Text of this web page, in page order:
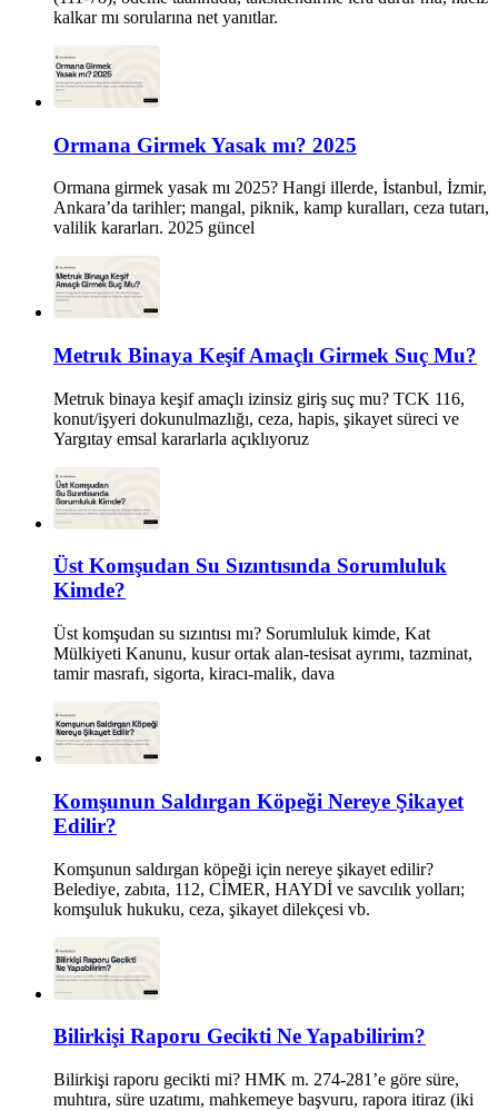
kalkar mı sorularına net yanıtlar.
Ormana Girmek Yasak mı? 2025
Ormana girmek yasak mı 2025? Hangi illerde, İstanbul, İzmir,
Ankara’da tarihler; mangal, piknik, kamp kuralları, ceza tutarı,
valilik kararları. 2025 güncel
Metruk Binaya Keşif Amaçlı Girmek Suç Mu?
Metruk binaya keşif amaçlı izinsiz giriş suç mu? TCK 116,
konut/işyeri dokunulmazlığı, ceza, hapis, şikayet süreci ve
Yargıtay emsal kararlarla açıklıyoruz
Üst Komşudan Su Sızıntısında Sorumluluk
Kimde?
Üst komşudan su sızıntısı mı? Sorumluluk kimde, Kat
Mülkiyeti Kanunu, kusur ortak alan-tesisat ayrımı, tazminat,
tamir masrafı, sigorta, kiracı-malik, dava
Komşunun Saldırgan Köpeği Nereye Şikayet
Edilir?
Komşunun saldırgan köpeği için nereye şikayet edilir?
Belediye, zabıta, 112, CİMER, HAYDİ ve savcılık yolları;
komşuluk hukuku, ceza, şikayet dilekçesi vb.
Bilirkişi Raporu Gecikti Ne Yapabilirim?
Bilirkişi raporu gecikti mi? HMK m. 274-281’e göre süre,
muhtıra, süre uzatımı, mahkemeye başvuru, rapora itiraz (iki